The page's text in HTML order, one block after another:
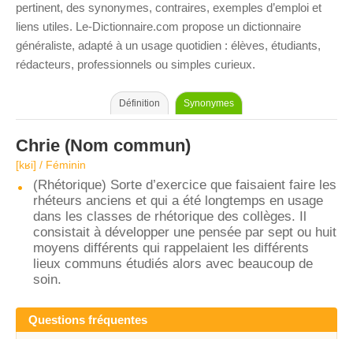
pertinent, des synonymes, contraires, exemples d’emploi et
liens utiles. Le-Dictionnaire.com propose un dictionnaire
généraliste, adapté à un usage quotidien : élèves, étudiants,
rédacteurs, professionnels ou simples curieux.
Définition Synonymes
Chrie (Nom commun)
[kʁi] / Féminin
(Rhétorique) Sorte d’exercice que faisaient faire les
rhéteurs anciens et qui a été longtemps en usage
dans les classes de rhétorique des collèges. Il
consistait à développer une pensée par sept ou huit
moyens différents qui rappelaient les différents
lieux communs étudiés alors avec beaucoup de
soin.
Questions fréquentes